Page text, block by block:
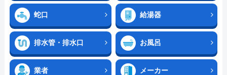
蛇口 給湯器
排水管・排水口 お風呂
業者 メーカー